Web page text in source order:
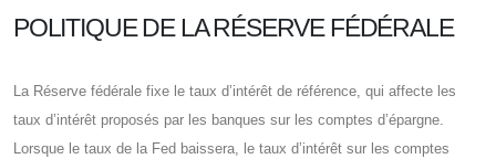
POLITIQUE DE LA RÉSERVE FÉDÉRALE
La Réserve fédérale fixe le taux d’intérêt de référence, qui affecte les
taux d’intérêt proposés par les banques sur les comptes d’épargne.
Lorsque le taux de la Fed baissera, le taux d’intérêt sur les comptes